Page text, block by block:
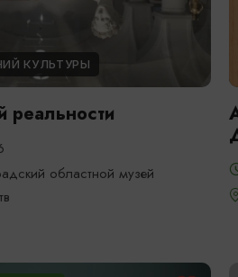
КУЛЬТУРЫ
реальности
областной музей